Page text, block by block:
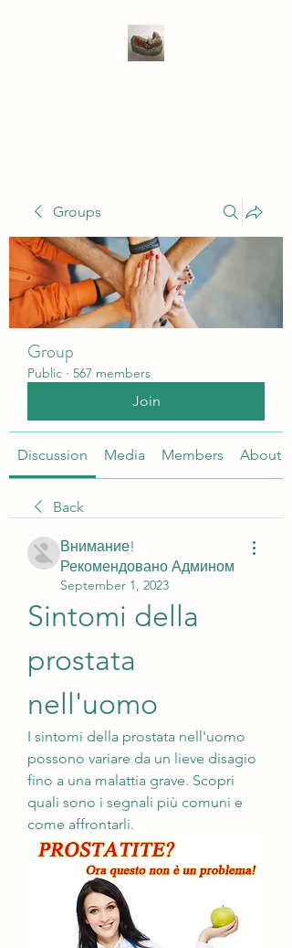
Groups
Group
Public · 567 members
Join
Discussion Media Members About
Back
Внимание!
Рекомендовано Админом
September 1, 2023
Sintomi della
prostata
nell'uomo
I sintomi della prostata nell'uomo
possono variare da un lieve disagio
fino a una malattia grave. Scopri
quali sono i segnali più comuni e
come affrontarli.